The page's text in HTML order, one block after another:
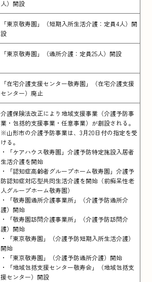
人）開設
「東京敬寿園」（短期入所生活介護：定員4人）開
設
「東京敬寿園」（通所介護：定員25人）開設
「在宅介護支援センター敬寿園」（在宅介護支援
センター）廃止
介護保険法改正により地域支援事業（介護予防事
業・包括的支援事業・任意事業）が創設される。
※山形市の介護予防事業は、3月20日付の指定を受
ける。
・「ケアハウス敬寿園」介護予防特定施設入居者
生活介護を開始
・「認知症高齢者グループホーム敬寿園」介護予
防認知症対応型共同生活介護を開始（前痴呆性老
人グループホーム敬寿園）
・「敬寿園通所介護事業所」（介護予防通所介
護）開始
・「敬寿園訪問介護事業所」（介護予防訪問介
護）開始
・「東京敬寿園」（介護予防短期入所生活介護）
開始
・「東京敬寿園」（介護予防通所介護）開始
・「地域包括支援センター敬寿会」（地域包括支
援センター）開設